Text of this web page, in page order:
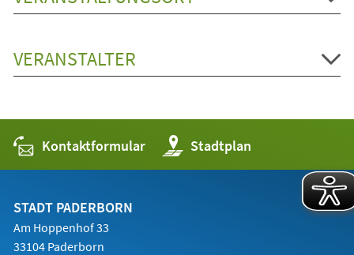
VERANSTALTER
Kontaktformular Stadtplan
(Öffnet
in
einem
STADT PADERBORN
Am Hoppenhof 33
33104 Paderborn